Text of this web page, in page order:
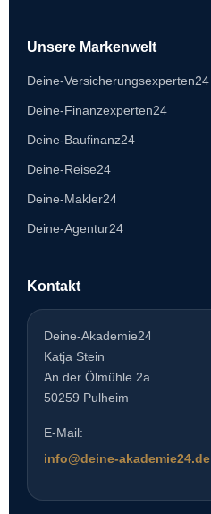
Unsere Markenwelt
Deine-Versicherungsexperten24
Deine-Finanzexperten24
Deine-Baufinanz24
Deine-Reise24
Deine-Makler24
Deine-Agentur24
Kontakt
Deine-Akademie24
Katja Stein
An der Ölmühle 2a
50259 Pulheim
E-Mail:
info@deine-akademie24.de